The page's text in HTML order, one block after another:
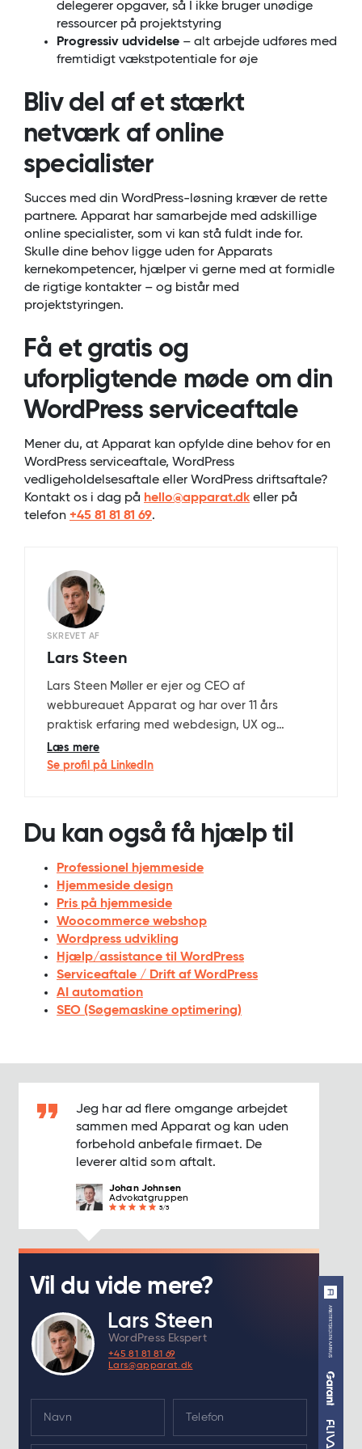
delegerer opgaver, så I ikke bruger unødige
ressourcer på projektstyring
Progressiv udvidelse – alt arbejde udføres med
fremtidigt vækstpotentiale for øje
Bliv del af et stærkt
netværk af online
specialister
Succes med din WordPress-løsning kræver de rette
partnere. Apparat har samarbejde med adskillige
online specialister, som vi kan stå fuldt inde for.
Skulle dine behov ligge uden for Apparats
kernekompetencer, hjælper vi gerne med at formidle
de rigtige kontakter – og bistår med
projektstyringen.
Få et gratis og
uforpligtende møde om din
WordPress serviceaftale
Mener du, at Apparat kan opfylde dine behov for en
WordPress serviceaftale, WordPress
vedligeholdelsesaftale eller WordPress driftsaftale?
Kontakt os i dag på hello@apparat.dk eller på
telefon +45 81 81 81 69.
SKREVET AF
Lars Steen
Lars Steen Møller er ejer og CEO af
webbureauet Apparat og har over 11 års
praktisk erfaring med webdesign, UX og
WordPress-udvikling. Han er uddannet
multimediedesigner og webudvikler (bachelor)
SEO og den tekniske arkitektur på Apparat’s
professionelle WordPress-løsninger.
Læs mere
Se profil på LinkedIn
Du kan også få hjælp til
Professionel hjemmeside
Hjemmeside design
Pris på hjemmeside
Woocommerce webshop
Wordpress udvikling
Hjælp/assistance til WordPress
Serviceaftale / Drift af WordPress
AI automation
SEO (Søgemaskine optimering)
Jeg har ad flere omgange arbejdet
sammen med Apparat og kan uden
forbehold anbefale firmaet. De
leverer altid som aftalt.
Johan Johnsen
Advokatgruppen
5/5
Vil du vide mere?
Lars Steen
WordPress Ekspert
+45 81 81 81 69
Lars@apparat.dk
m